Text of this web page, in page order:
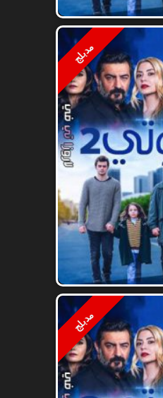
مدبلج
مدبلج